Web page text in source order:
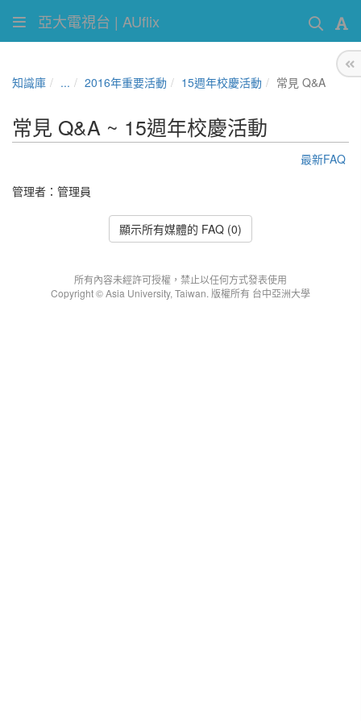
亞大電視台 | AUflix
知識庫 ... 2016年重要活動 15週年校慶活動 常見 Q&A
常見 Q&A ~ 15週年校慶活動
最新FAQ
管理者： 管理員
顯示所有媒體的 FAQ (0)
所有內容未經許可授權，禁止以任何方式發表使用
Copyright © Asia University, Taiwan. 版權所有 台中亞洲大學